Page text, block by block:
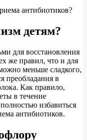
детям?
для восстановления
же правил, что и для
меньше сладкого,
преобладания в
Как правило,
в течение
избавиться
антибиотиков.